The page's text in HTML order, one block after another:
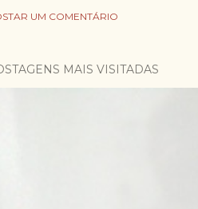
UM COMENTÁRIO
MAIS VISITADAS